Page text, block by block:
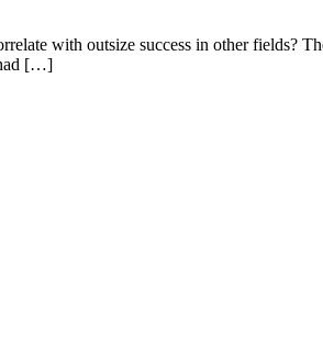
with outsize success in other fields?
had […]